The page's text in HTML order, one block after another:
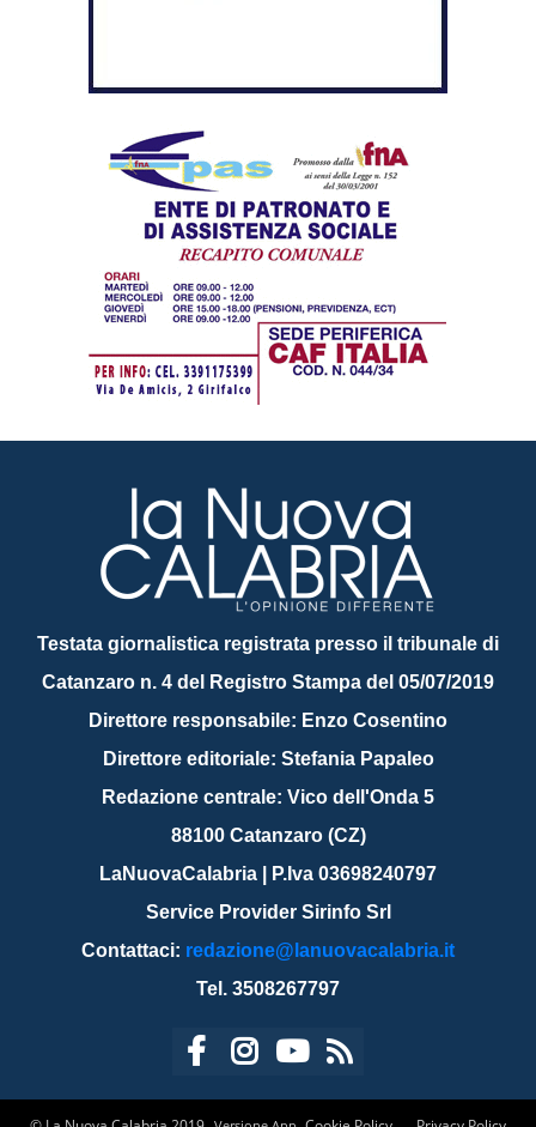
Testata giornalistica registrata presso il tribunale di
Catanzaro n. 4 del Registro Stampa del 05/07/2019
Direttore responsabile: Enzo Cosentino
Direttore editoriale: Stefania Papaleo
Redazione centrale: Vico dell'Onda 5
88100 Catanzaro (CZ)
LaNuovaCalabria | P.Iva 03698240797
Service Provider Sirinfo Srl
Contattaci: redazione@lanuovacalabria.it
Tel. 3508267797